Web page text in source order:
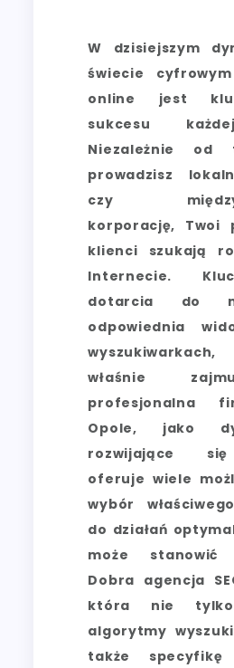
W dzisiejszym
świecie
online jest
sukcesu
Niezależnie od
prowadzisz
czy
korporację, Twoi
klienci szukają
Internecie.
dotarcia do
odpowiednia
właśnie
profesjonalna
Opole, jako
rozwijające
oferuje wiele
wybór
do działań
może stanowić
Dobra agencja
która nie tylko
algorytmy
także specyfikę